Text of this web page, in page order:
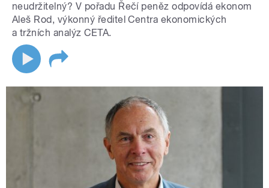
neudržitelný? V pořadu Řečí peněz odpovídá ekonom
Aleš Rod, výkonný ředitel Centra ekonomických
a tržních analýz CETA.